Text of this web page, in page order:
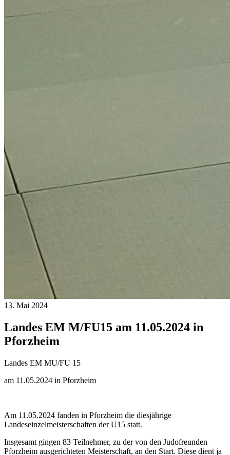
13. Mai 2024
Landes EM M/FU15 am 11.05.2024 in
Pforzheim
Landes EM MU/FU 15
am 11.05.2024 in Pforzheim
Am 11.05.2024 fanden in Pforzheim die diesjährige
Landeseinzelmeisterschaften der U15 statt.
Insgesamt gingen 83 Teilnehmer, zu der von den Judofreunden
Pforzheim ausgerichteten Meisterschaft, an den Start. Diese dient ja